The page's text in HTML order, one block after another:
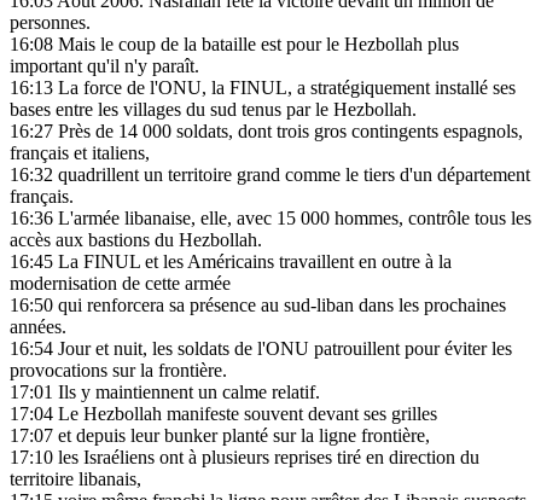
personnes.
16:08 Mais le coup de la bataille est pour le Hezbollah plus
important qu'il n'y paraît.
16:13 La force de l'ONU, la FINUL, a stratégiquement installé ses
bases entre les villages du sud tenus par le Hezbollah.
16:27 Près de 14 000 soldats, dont trois gros contingents espagnols,
français et italiens,
16:32 quadrillent un territoire grand comme le tiers d'un département
français.
16:36 L'armée libanaise, elle, avec 15 000 hommes, contrôle tous les
accès aux bastions du Hezbollah.
16:45 La FINUL et les Américains travaillent en outre à la
modernisation de cette armée
16:50 qui renforcera sa présence au sud-liban dans les prochaines
années.
16:54 Jour et nuit, les soldats de l'ONU patrouillent pour éviter les
provocations sur la frontière.
17:01 Ils y maintiennent un calme relatif.
17:04 Le Hezbollah manifeste souvent devant ses grilles
17:07 et depuis leur bunker planté sur la ligne frontière,
17:10 les Israéliens ont à plusieurs reprises tiré en direction du
territoire libanais,